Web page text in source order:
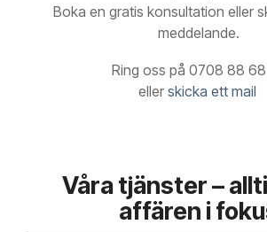
Boka en gratis konsultation eller
meddelande.
Ring oss på 0708 88
eller skicka ett mail
Våra tjänster –
affären i